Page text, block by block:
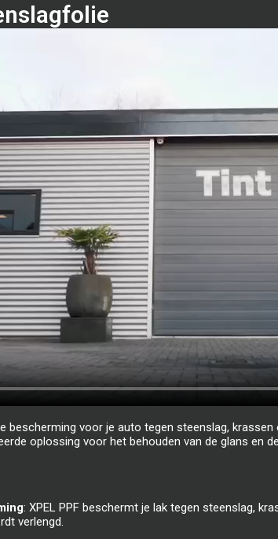
bescherming voor je auto tegen steenslag, krassen
oplossing voor het behouden van de glans en
: XPEL PPF beschermt je lak tegen steenslag,
verlengd.